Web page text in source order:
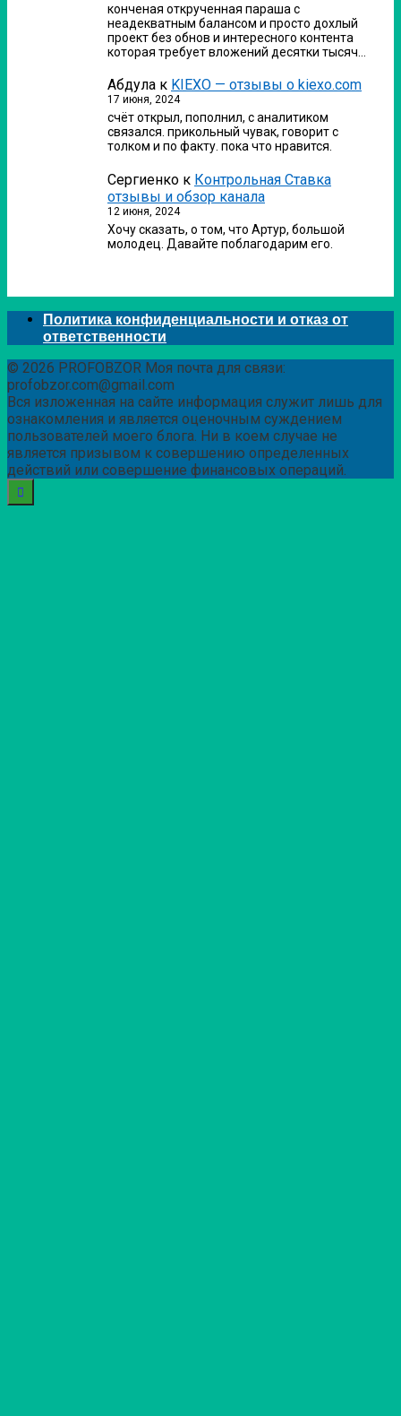
конченая открученная параша с
неадекватным балансом и просто дохлый
проект без обнов и интересного контента
которая требует вложений десятки тысяч…
Абдула к KIEXO — отзывы о kiexo.com
17 июня, 2024
счёт открыл, пополнил, с аналитиком
связался. прикольный чувак, говорит с
толком и по факту. пока что нравится.
Сергиенко к Контрольная Ставка
отзывы и обзор канала
12 июня, 2024
Хочу сказать, о том, что Артур, большой
молодец. Давайте поблагодарим его.
Политика конфиденциальности и отказ от
ответственности
© 2026 PROFOBZOR Моя почта для связи:
profobzor.com@gmail.com
Вся изложенная на сайте информация служит лишь для
ознакомления и является оценочным суждением
пользователей моего блога. Ни в коем случае не
является призывом к совершению определенных
действий или совершение финансовых операций.